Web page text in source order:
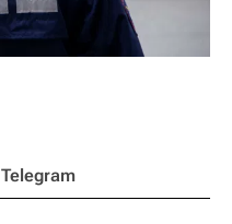
Telegram